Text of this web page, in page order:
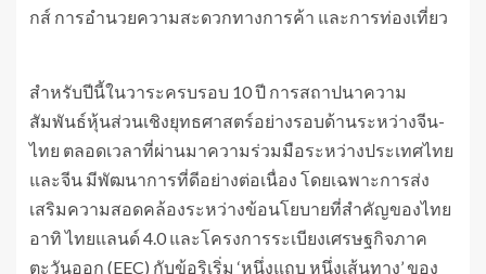
กส์ การอำนวยความสะดวกทางการค้า และการท่องเที่ยว
สำหรับปีนี้ในวาระครบรอบ 10 ปี การสถาปนาความ
สัมพันธ์หุ้นส่วนเชิงยุทธศาสตร์อย่างรอบด้านระหว่างจีน-
ไทย ตลอดเวลาที่ผ่านมาความร่วมมือระหว่างประเทศไทย
และจีน มีพัฒนาการที่ดีอย่างต่อเนื่อง โดยเฉพาะการส่ง
เสริมความสอดคล้องระหว่างข้อนโยบายที่สำคัญของไทย
อาทิ ไทยแลนด์ 4.0 และโครงการระเบียงเศรษฐกิจภาค
ตะวันออก (EEC) กับข้อริเริ่ม ‘หนึ่งแถบ หนึ่งเส้นทาง’ ของ